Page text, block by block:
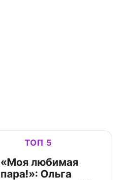
ТОП 5
«Моя любимая
пара!»: Ольга